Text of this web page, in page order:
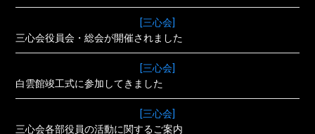
[三心会]
三心会役員会・総会が開催されました
[三心会]
白雲館竣工式に参加してきました
[三心会]
三心会各部役員の活動に関するご案内